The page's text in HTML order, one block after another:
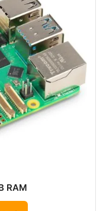
RAM